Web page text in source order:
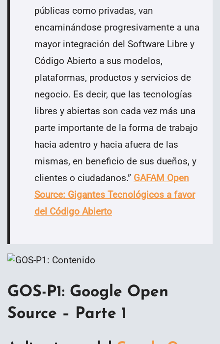
públicas como privadas, van
encaminándose progresivamente a una
mayor integración del Software Libre y
Código Abierto a sus modelos,
plataformas, productos y servicios de
negocio. Es decir, que las tecnologías
libres y abiertas son cada vez más una
parte importante de la forma de trabajo
hacia adentro y hacia afuera de las
mismas, en beneficio de sus dueños, y
clientes o ciudadanos.” GAFAM Open
Source: Gigantes Tecnológicos a favor
del Código Abierto
GOS-P1: Google Open
Source – Parte 1